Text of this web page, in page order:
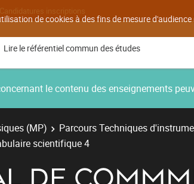
de cookies à des fins de mesure
Candidatures inscriptions
Lire le référentiel commun des études
le contenu des enseignements
(MP) Parcours Techniques
scientifique 4